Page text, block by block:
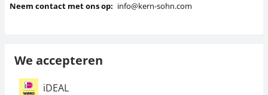
Neem contact met ons op: info@kern-sohn.com
We accepteren
iDEAL